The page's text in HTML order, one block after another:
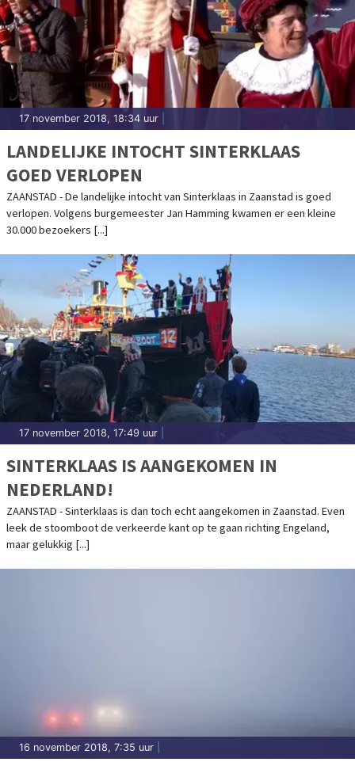
17 november 2018, 18:34 uur
LANDELIJKE INTOCHT SINTERKLAAS
GOED VERLOPEN
ZAANSTAD - De landelijke intocht van Sinterklaas in Zaanstad is goed
verlopen. Volgens burgemeester Jan Hamming kwamen er een kleine
30.000 bezoekers [...]
17 november 2018, 17:49 uur
SINTERKLAAS IS AANGEKOMEN IN
NEDERLAND!
ZAANSTAD - Sinterklaas is dan toch echt aangekomen in Zaanstad. Even
leek de stoomboot de verkeerde kant op te gaan richting Engeland,
maar gelukkig [...]
16 november 2018, 7:35 uur